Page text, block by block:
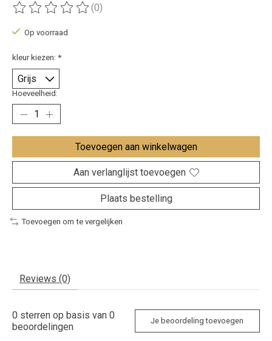
De beoordeling van dit product is
(0)
Op voorraad
kleur kiezen: *
Hoeveelheid:
Toevoegen aan winkelwagen
Aan verlanglijst toevoegen
Plaats bestelling
Toevoegen om te vergelijken
Reviews (0)
0 sterren op basis van 0
beoordelingen
Je beoordeling toevoegen